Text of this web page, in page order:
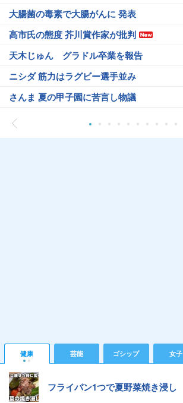
大腸菌の毒素で大腸がんに 発表
高市氏の態度 芥川賞作家が批判
天木じゅん グラドル卒業を報告
ニシダ 筋力はラグビー選手並み
さんま 夏の甲子園に苦言し物議
健康 芸能 ゴシップ 女子
フライパン1つで夏野菜焼き浸し